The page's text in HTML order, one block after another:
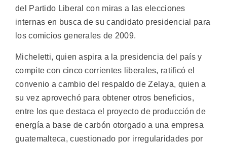
del Partido Liberal con miras a las elecciones
internas en busca de su candidato presidencial para
los comicios generales de 2009.
Micheletti, quien aspira a la presidencia del país y
compite con cinco corrientes liberales, ratificó el
convenio a cambio del respaldo de Zelaya, quien a
su vez aprovechó para obtener otros beneficios,
entre los que destaca el proyecto de producción de
energía a base de carbón otorgado a una empresa
guatemalteca, cuestionado por irregularidades por